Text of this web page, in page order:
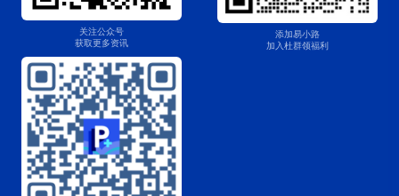
关注公众号
获取更多资讯
添加易小路
加入杜群领福利